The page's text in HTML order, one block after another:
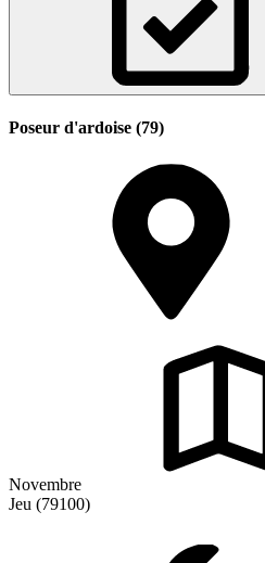
Poseur d'ardoise (79)
Novembre
Jeu (79100)